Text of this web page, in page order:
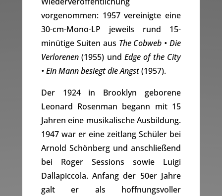
vorgenommen: 1957 vereinigte eine
30-cm-Mono-LP jeweils rund 15-
minütige Suiten aus The Cobweb • Die
Verlorenen(1955) und Edge of the City
• Ein Mann besiegt die Angst(1957).
Der 1924 in Brooklyn geborene
Leonard Rosenman begann mit 15
Jahren eine musikalische Ausbildung.
1947 war er eine zeitlang Schüler bei
Arnold Schönberg und anschließend
bei Roger Sessions sowie Luigi
Dallapiccola. Anfang der 50er Jahre
galt er als hoffnungsvoller